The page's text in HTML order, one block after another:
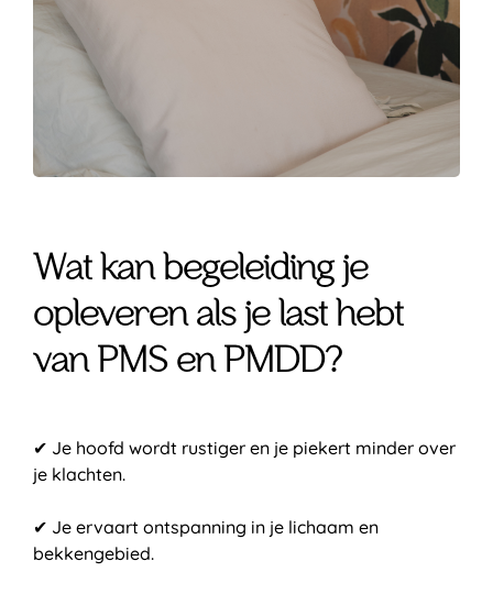
Wat kan begeleiding je
opleveren als je last hebt
van PMS en PMDD?
✔ Je hoofd wordt rustiger en je piekert minder over
je klachten.
✔ Je ervaart ontspanning in je lichaam en
bekkengebied.